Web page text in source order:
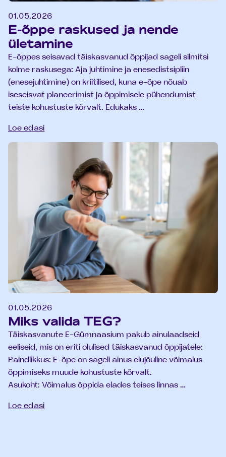
01.05.2026
E-õppe raskused ja nende
ületamine
E-õppes seisavad täiskasvanud õppijad sageli silmitsi
kolme raskusega: Aja juhtimine ja enesedistsipliin
(enesejuhtimine) on kriitilised, kuna e-õpe nõuab
iseseisvat planeerimist ja õppimisele pühendumist
teiste kohustuste kõrvalt. Edukaks …
Loe edasi
01.05.2026
Miks valida TEG?
Täiskasvanute E-Gümnaasium pakub ainulaadseid
eeliseid, mis on eriti olulised täiskasvanud õppijatele:
Paindlikkus: E-õpe on sageli ainus elujõuline võimalus
õppimiseks muude kohustuste kõrvalt.
Asukoht: Võimalus õppida elades teises linnas …
Loe edasi